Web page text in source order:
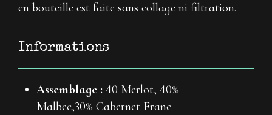
en bouteille est faite sans collage ni filtration.
Informations
Assemblage : 40 Merlot, 40%
Malbec,30% Cabernet Franc